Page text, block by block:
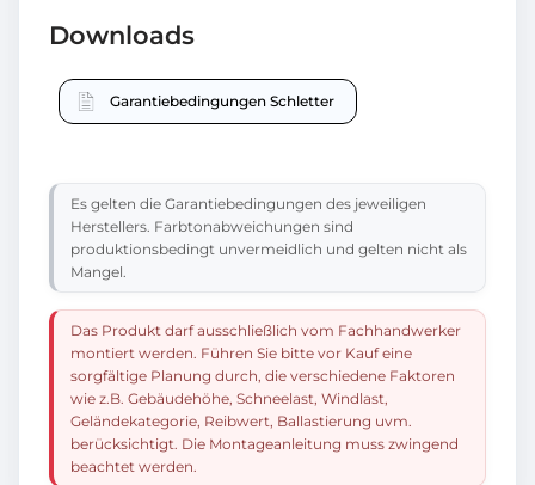
Downloads
Garantiebedingungen Schletter
Es gelten die Garantiebedingungen des jeweiligen
Herstellers. Farbtonabweichungen sind
produktionsbedingt unvermeidlich und gelten nicht als
Mangel.
Das Produkt darf ausschließlich vom Fachhandwerker
montiert werden. Führen Sie bitte vor Kauf eine
sorgfältige Planung durch, die verschiedene Faktoren
wie z.B. Gebäudehöhe, Schneelast, Windlast,
Geländekategorie, Reibwert, Ballastierung uvm.
berücksichtigt. Die Montageanleitung muss zwingend
beachtet werden.